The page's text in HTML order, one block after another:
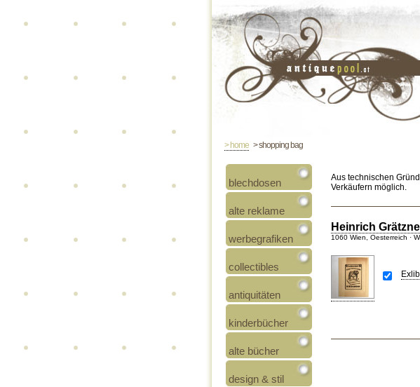
> home > shopping bag
blechdosen
alte reklame
werbegrafiken
collectibles
antiquitäten
kinderbücher
alte bücher
design & stil
Aus technischen
Verkäufern möglich.
Heinrich
1060 Wien, Oesterreich ·